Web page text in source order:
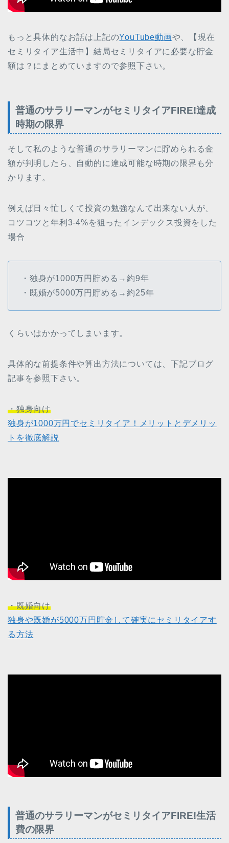
もっと具体的なお話は上記のYouTube動画や、【現在
セミリタイア生活中】結局セミリタイアに必要な貯金
額は？にまとめていますので参照下さい。
普通のサラリーマンがセミリタイアFIRE!達成
時期の限界
そして私のような普通のサラリーマンに貯められる金
額が判明したら、自動的に達成可能な時期の限界も分
かります。
例えば日々忙しくて投資の勉強なんて出来ない人が、
コツコツと年利3-4%を狙ったインデックス投資をした
場合
・独身が1000万円貯める→約9年
・既婚が5000万円貯める→約25年
くらいはかかってしまいます。
具体的な前提条件や算出方法については、下記ブログ
記事を参照下さい。
・独身向け
独身が1000万円でセミリタイア！メリットとデメリッ
トを徹底解説
・既婚向け
独身や既婚が5000万円貯金して確実にセミリタイアす
る方法
普通のサラリーマンがセミリタイアFIRE!生活
費の限界